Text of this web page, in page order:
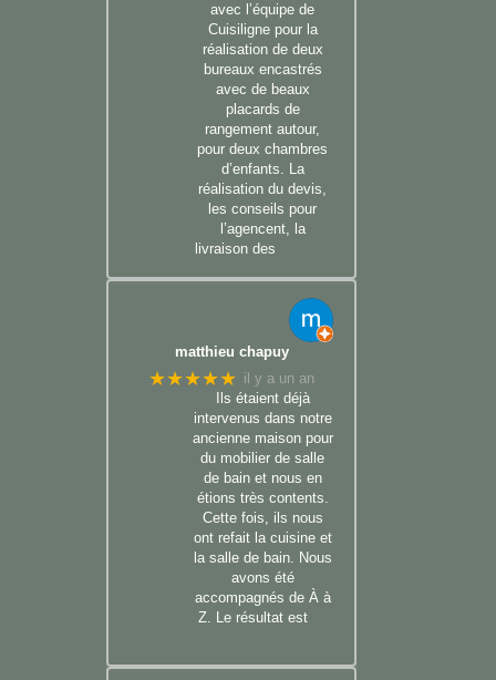
avec l’équipe de
Cuisiligne pour la
réalisation de deux
bureaux encastrés
avec de beaux
placards de
rangement autour,
pour deux chambres
d’enfants. La
réalisation du devis,
les conseils pour
l’agencent, la
livraison des
matthieu chapuy
★★★★★ il y a un an
Ils étaient déjà
intervenus dans notre
ancienne maison pour
du mobilier de salle
de bain et nous en
étions très contents.
Cette fois, ils nous
ont refait la cuisine et
la salle de bain. Nous
avons été
accompagnés de À à
Z. Le résultat est